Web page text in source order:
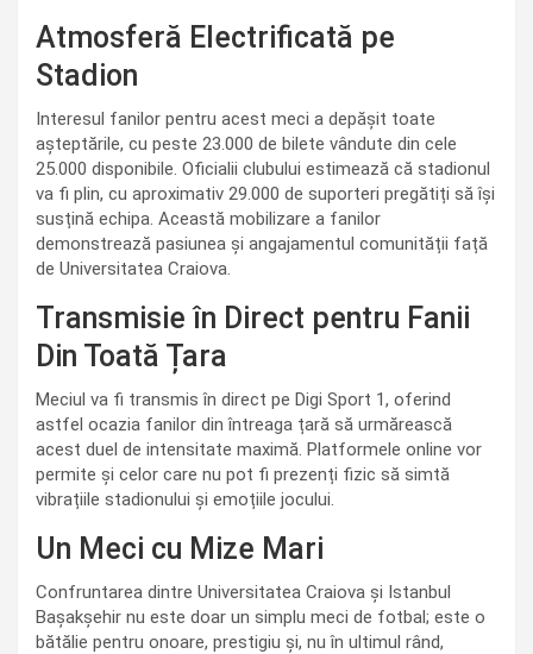
Atmosferă Electrificată pe
Stadion
Interesul fanilor pentru acest meci a depășit toate
așteptările, cu peste 23.000 de bilete vândute din cele
25.000 disponibile. Oficialii clubului estimează că stadionul
va fi plin, cu aproximativ 29.000 de suporteri pregătiți să își
susțină echipa. Această mobilizare a fanilor
demonstrează pasiunea și angajamentul comunității față
de Universitatea Craiova.
Transmisie în Direct pentru Fanii
Din Toată Țara
Meciul va fi transmis în direct pe Digi Sport 1, oferind
astfel ocazia fanilor din întreaga țară să urmărească
acest duel de intensitate maximă. Platformele online vor
permite și celor care nu pot fi prezenți fizic să simtă
vibrațiile stadionului și emoțiile jocului.
Un Meci cu Mize Mari
Confruntarea dintre Universitatea Craiova și Istanbul
Bașakșehir nu este doar un simplu meci de fotbal; este o
bătălie pentru onoare, prestigiu și, nu în ultimul rând,